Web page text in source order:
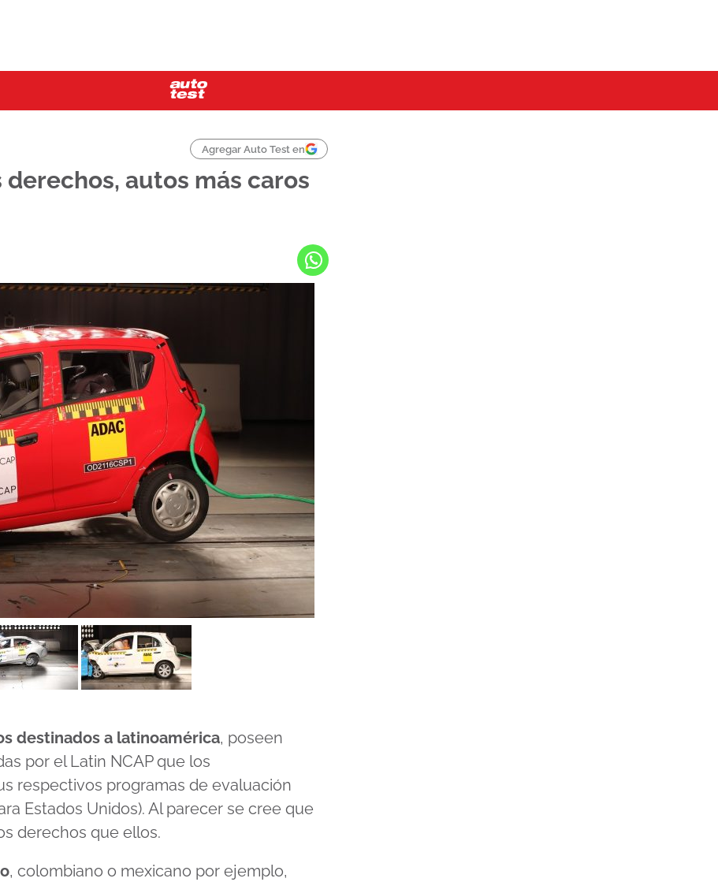
Agregar Auto Test en
autos más caros
destinados a latinoamérica, poseen
por el Latin NCAP que los
respectivos programas de evaluación
Estados Unidos). Al parecer se cree que
derechos que ellos.
, colombiano o mexicano por ejemplo,